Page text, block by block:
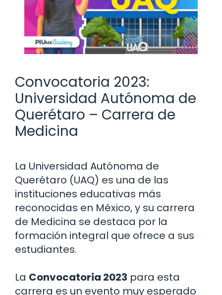
Convocatoria 2023:
Universidad Autónoma de
Querétaro – Carrera de
Medicina
La Universidad Autónoma de
Querétaro (UAQ) es una de las
instituciones educativas más
reconocidas en México, y su carrera
de Medicina se destaca por la
formación integral que ofrece a sus
estudiantes.
La Convocatoria 2023 para esta
carrera es un evento muy esperado